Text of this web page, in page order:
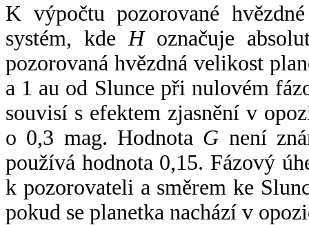
K výpočtu pozorované
systém, kde Hoznačuje
pozorovaná hvězdná velikost
a 1 au od Slunce při nulovém
souvisí s efektem zjasnění v
o 0,3 mag. Hodnota G není
používá hodnota 0,15. Fázový
k pozorovateli a směrem ke
pokud se planetka nachází v